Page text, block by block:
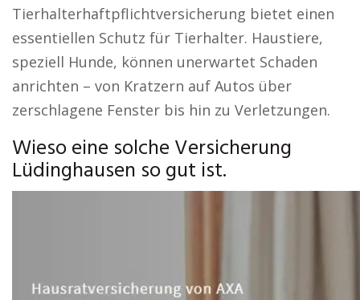
Tierhalterhaftpflichtversicherung bietet einen
essentiellen Schutz für Tierhalter. Haustiere,
speziell Hunde, können unerwartet Schaden
anrichten – von Kratzern auf Autos über
zerschlagene Fenster bis hin zu Verletzungen.
Wieso eine solche Versicherung
Lüdinghausen so gut ist.